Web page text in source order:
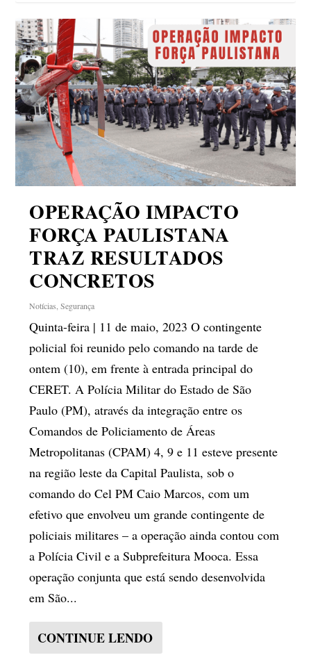
OPERAÇÃO IMPACTO
FORÇA PAULISTANA
TRAZ RESULTADOS
CONCRETOS
Notícias,Segurança
Quinta-feira | 11 de maio, 2023 O contingente
policial foi reunido pelo comando na tarde de
ontem (10), em frente à entrada principal do
CERET. A Polícia Militar do Estado de São
Paulo (PM), através da integração entre os
Comandos de Policiamento de Áreas
Metropolitanas (CPAM) 4, 9 e 11 esteve presente
na região leste da Capital Paulista, sob o
comando do Cel PM Caio Marcos, com um
efetivo que envolveu um grande contingente de
policiais militares – a operação ainda contou com
a Polícia Civil e a Subprefeitura Mooca. Essa
operação conjunta que está sendo desenvolvida
em São...
CONTINUE LENDO